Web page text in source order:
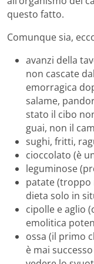
questo fatto.
Comunque sia,
avanzi della
non cascate
emorragica
salame,
stato il cibo
guai, non il
sughi, fritti,
cioccolato (è
leguminose
patate (troppo
dieta solo in
cipolle e aglio
emolitica
ossa (il primo
è mai